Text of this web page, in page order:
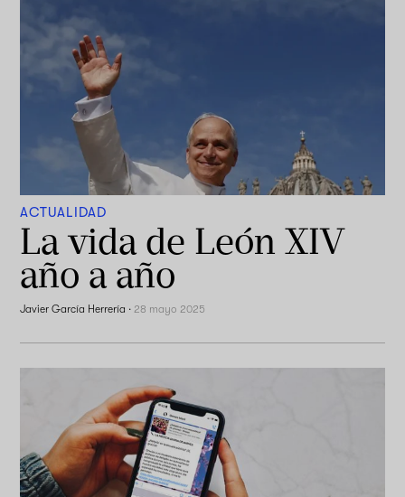
ACTUALIDAD
La vida de León XIV
año a año
Javier García Herrería · 28 mayo 2025